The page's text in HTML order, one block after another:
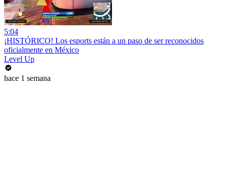
5:04
¡HISTÓRICO! Los esports están a un paso de ser reconocidos
oficialmente en México
Level Up
hace 1 semana